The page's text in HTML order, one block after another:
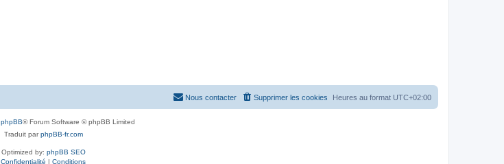
Heures au format UTC+02:00
Supprimer les cookies
Nous contacter
phpBB® Forum Software © phpBB Limited
Traduit parphpBB-fr.com
Optimized by: phpBB SEO
Confidentialité | Conditions